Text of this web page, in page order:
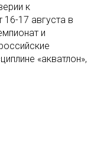
к
17 августа в
и
«акватлон»,